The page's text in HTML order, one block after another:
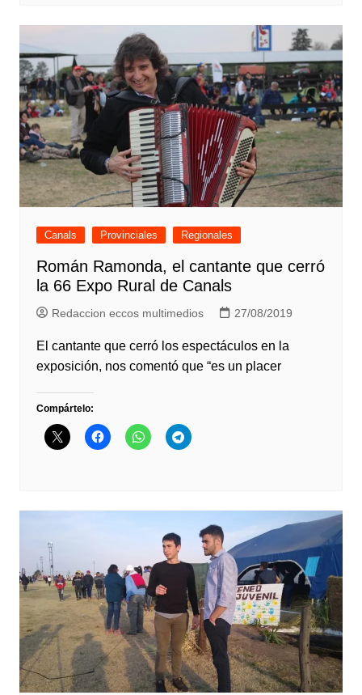
Canals Provinciales Regionales
Román Ramonda, el cantante que cerró
la 66 Expo Rural de Canals
Redaccion eccos multimedios 27/08/2019
El cantante que cerró los espectáculos en la
exposición, nos comentó que “es un placer
Compártelo: